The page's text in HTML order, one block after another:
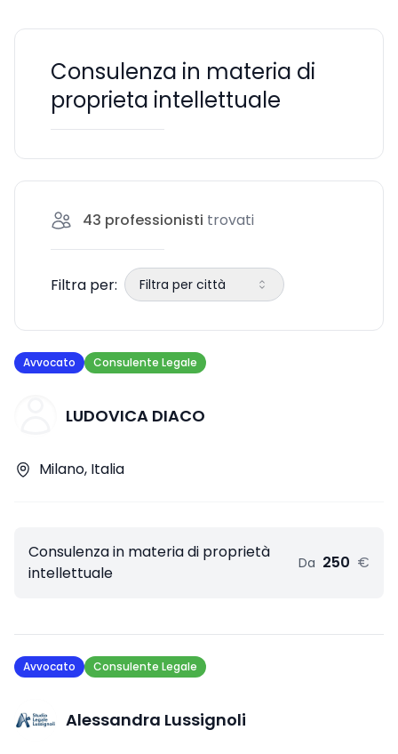
Consulenza in materia di
proprieta intellettuale
43 professionisti trovati
Filtra per: Filtra per città
Avvocato Consulente Legale
LUDOVICA DIACO
Milano, Italia
Consulenza in materia di proprietà
intellettuale
Da 250 €
Avvocato Consulente Legale
Alessandra Lussignoli